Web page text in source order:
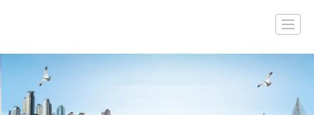
联系我们